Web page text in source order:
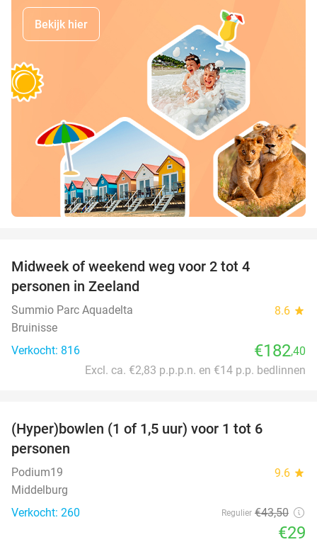
Bekijk hier
Midweek of weekend weg voor 2 tot 4
personen in Zeeland
Summio Parc Aquadelta 8.6 star
Bruinisse
Verkocht: 816
€182,40
Excl. ca. €2,83 p.p.p.n. en €14 p.p. bedlinnen
(Hyper)bowlen (1 of 1,5 uur) voor 1 tot 6
personen
Podium19 9.6 star
Middelburg
Verkocht: 260
Regulier €43,50
€29